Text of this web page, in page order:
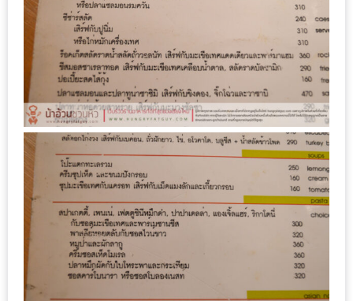
CHECKOUT
DRAFT
–
บาร์บีคิว
สาว
เหนือ
กับ
สลัด
หนุ่ม
บ้านนา
เมนู
เด็ด